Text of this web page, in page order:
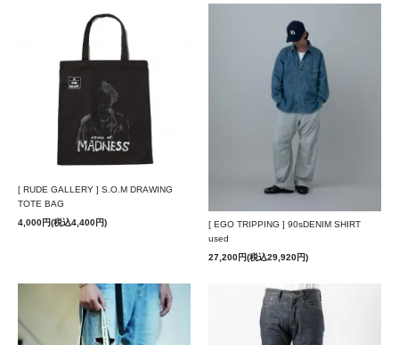
[ RUDE GALLERY ] S.O.M DRAWING
TOTE BAG
4,000円(税込4,400円)
[ EGO TRIPPING ] 90sDENIM SHIRT
used
27,200円(税込29,920円)